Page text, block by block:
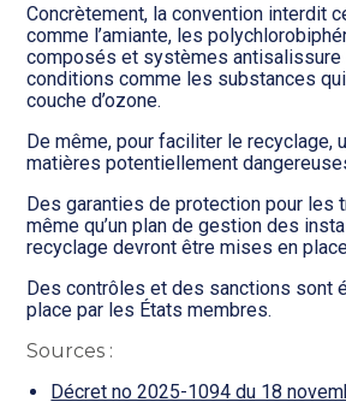
Concrètement, la convention interdit
comme l’amiante, les
composés et systèmes antisalissure
conditions comme les substances
couche d’ozone.
De même, pour faciliter le recyclage,
matières potentiellement
Des garanties de protection pour les
même qu’un plan de gestion des
recyclage devront être mises en
Des contrôles et des sanctions sont
place par les États membres.
Sources :
Décret no 2025-1094 du 18